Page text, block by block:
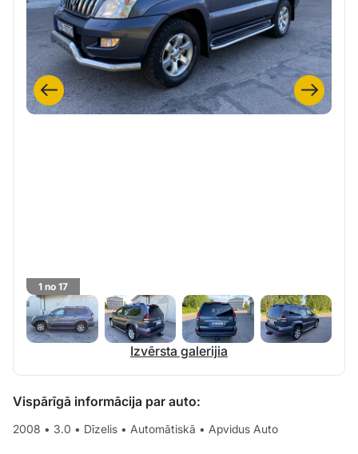
1 no 17
Izvērsta galerijia
Vispārīgā informācija par auto:
2008 • 3.0 • Dīzelis • Automātiskā • Apvidus Auto